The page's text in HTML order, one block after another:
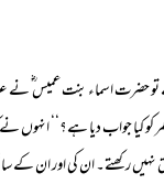
حضرت اسماء بنت عمیس‬ ؓ ن‬ے
کو کیا جواب دیا ہے؟‘‘
نہیں رکھتے۔ ان کی اور ان کے